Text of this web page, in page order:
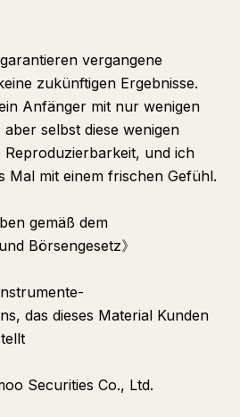
vergangene
zukünftigen Ergebnisse.
Anfänger mit nur wenigen
selbst diese wenigen
Reproduzierbarkeit, und ich
Mal mit einem frischen Gefühl.
gemäß dem
Börsengesetz》
das dieses Material Kunden
Securities Co., Ltd.